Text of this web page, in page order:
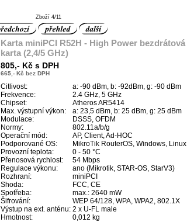
Zboží 4/11
Karta miniPCI R52H - High Power bezdrátová
karta (2,4/5 GHz)
805,- Kč s DPH
665,- Kč bez DPH
Citlivost:
a: -90 dBm, b: -92dBm, g: -90 dBm
Frekvence:
2.4 GHz, 5 GHz
Chipset:
Atheros AR5414
Max. výstupní výkon:
a: 23,5 dBm, b: 25 dBm, g: 25 dBm
Modulace:
DSSS, OFDM
Normy:
802.11a/b/g
Operační mód:
AP, Client, Ad-HOC
Podporované OS:
MikroTik RouterOS, Windows, Linux
Provozní teplota:
0 - 50 °C
Přenosová rychlost:
54 Mbps
Regulace výkonu:
ano (Mikrotik, STAR-OS, StarV3)
Rozhraní:
miniPCI
Shoda:
FCC, CE
Spotřeba:
max.: 2640 mW
Šifrování:
WEP 64/128, WPA, WPA2, 802.1X
Výstup na ext. anténu: 2 x U-FL male
Hmotnost:
0,012 kg